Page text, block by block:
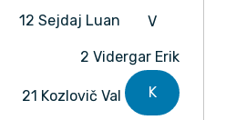
12 Sejdaj Luan V
2 Vidergar Erik
21 Kozlovič Val K